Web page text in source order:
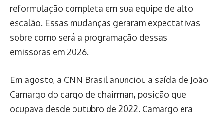
reformulação completa em sua equipe de alto
escalão. Essas mudanças geraram expectativas
sobre como será a programação dessas
emissoras em 2026.
Em agosto, a CNN Brasil anunciou a saída de João
Camargo do cargo de chairman, posição que
ocupava desde outubro de 2022. Camargo era